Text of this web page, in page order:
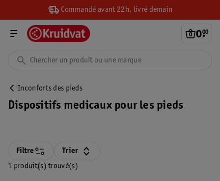
Commandé avant 22h, livré demain
0.
00
Inconforts des pieds
Dispositifs medicaux pour les pieds
1 produit(s) trouvé(s)
Filtre Trier